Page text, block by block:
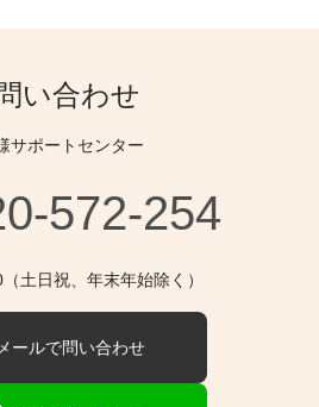
い合わせ
サポートセンター
572-254
土日祝、年末年始除く）
メールで問い合わせ